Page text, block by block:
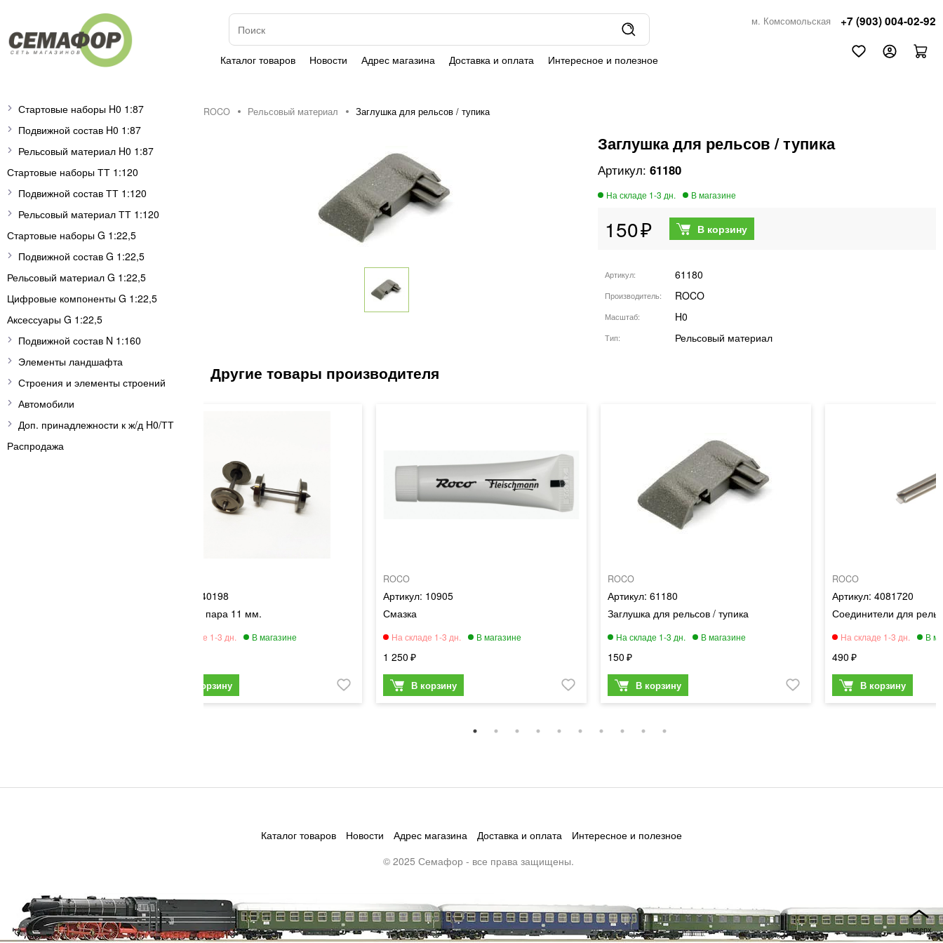
Каталог товаров Новости Адрес магазина Доставка и оплата Интересное и полезное
м. Комсомольская +7 (903) 004-02-92
Стартовые наборы H0 1:87
Подвижной состав H0 1:87
Рельсовый материал H0 1:87
Стартовые наборы ТТ 1:120
Подвижной состав ТТ 1:120
Рельсовый материал ТТ 1:120
Стартовые наборы G 1:22,5
Подвижной состав G 1:22,5
Рельсовый материал G 1:22,5
Цифровые компоненты G 1:22,5
Аксессуары G 1:22,5
Подвижной состав N 1:160
Элементы ландшафта
Строения и элементы строений
Автомобили
Доп. принадлежности к ж/д H0/ТТ
Распродажа
ROCO Рельсовый материал Заглушка для рельсов / тупика
Заглушка для рельсов / тупика
61180
150
Артикул 61180
Производитель ROCO
Масштаб H0
Тип Рельсовый материал
40198
Колесная пара 11 мм.
ROCO
10905
Смазка
1 250
ROCO
61180
Заглушка для рельсов / тупика
150
ROCO
4081720
Соединители для
490
Каталог товаров Новости Адрес магазина Доставка и оплата
Интересное и полезное
© 2025 Семафор - все права защищены.